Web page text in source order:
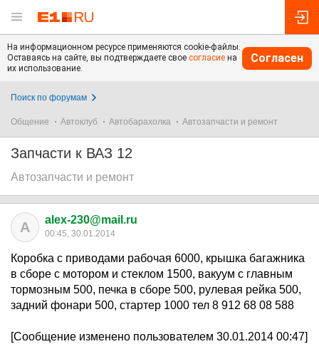
На информационном ресурсе применяются cookie-файлы.
Оставаясь на сайте, вы подтверждаете свое согласие на
их использование.
Согласен
Поиск по форумам
Общение Автоклуб Автобарахолка Автозапчасти и ремонт
Запчасти к ВАЗ 12
Автозапчасти и ремонт
A alex-230@mail.ru
00:45, 30.01.2014
Коробка с приводами рабочая 6000, крышка багажника
в сборе с мотором и стеклом 1500, вакуум с главным
тормозным 500, печка в сборе 500, рулевая рейка 500,
задний фонари 500, стартер 1000 тел 8 912 68 08 588
[Сообщение изменено пользователем 30.01.2014 00:47]